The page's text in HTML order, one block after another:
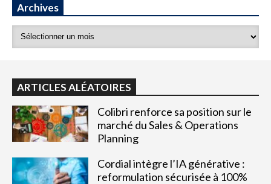
Archives
ARTICLES ALÉATOIRES
Colibri renforce sa position sur le
marché du Sales & Operations
Planning
Cordial intègre l’IA générative :
reformulation sécurisée à 100%